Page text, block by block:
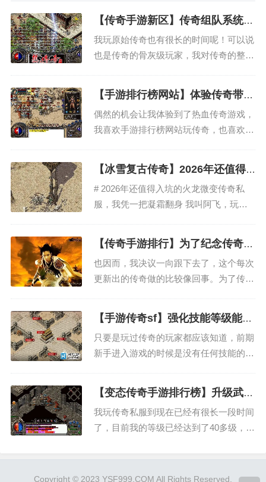
【传奇手游新区】传奇组队系统的
缺陷
我玩原始传奇也有很长的时间呢！可以说
也是传奇的骨灰级玩家，我对传奇的整个
戏做的还真的是很好，就是在组队的系统
方面我觉得有点说不过去，我觉得队友之
间的组队经验分配的不是传...
【手游排行榜网站】体验传奇带给
我的温暖回忆
偶然的机会让我体验到了热血传奇游戏，
我喜欢手游排行榜网站玩传奇，也喜欢一
特殊，我喜欢待在家里，自己一个人沉浸
在游戏的气氛里面，有一天，我被一个朋
友拉去网吧，无意间看到有...
【冰雪复古传奇】2026年还值得
入坑的火龙微变传奇私服，我凭一
把凝霜翻身
# 2026年还值得入坑的火龙微变传奇私
服，我凭一把凝霜翻身 我叫阿飞，玩传
天天挂机。那会儿我玩的是**原始传奇**
的一个火龙微变服，散人一个，没公会没
兄弟，全...
【传奇手游排行】为了纪念传奇这
个游戏所写
也因而，我决议一向跟下去了，这个每次
更新出的传奇做的比较像回事。为了传
备，总归，能够加入到游戏傍边，没有了
现实生活中的孤独感，就值得我为了祭奠
这个游戏而写一篇感言文章了...
【手游传奇sf】强化技能等级能给
玩家带来哪些好处？
只要是玩过传奇的玩家都应该知道，前期
新手进入游戏的时候是没有任何技能的，
习一些初级的技能，不过需要玩家拥有充
足的金币去购买这些技能书。有一些技能
特别的复杂关是新手，要了...
【变态传奇手游排行榜】升级武器
赚钱需要承担哪些风险？
我玩传奇私服到现在已经有很长一段时间
了，目前我的等级已经达到了40多级，我
钱非常的容易，但是我自己却并不这么认
Copyright © 2023 YSF999.COM All Rights Reserved.